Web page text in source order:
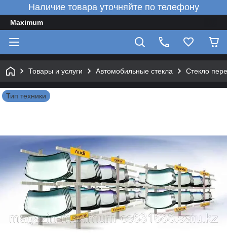
Наличие товара уточняйте по телефону
Maximum
Товары и услуги Автомобильные стекла Стекло
Тип техники